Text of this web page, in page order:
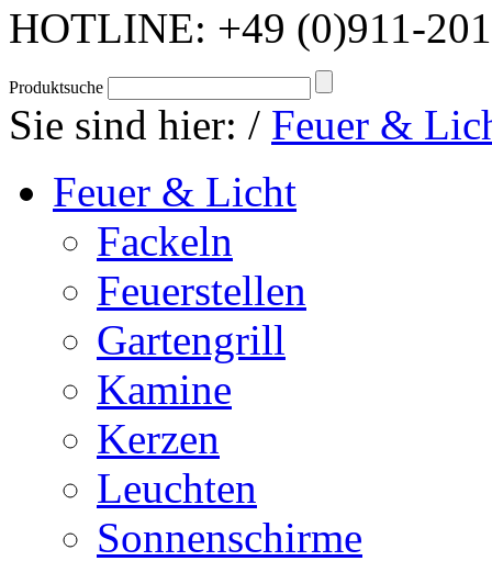
HOTLINE: +49 (0)911-
Produktsuche
Sie sind hier: / Feuer &
Feuer & Licht
Fackeln
Feuerstellen
Gartengrill
Kamine
Kerzen
Leuchten
Sonnenschirme